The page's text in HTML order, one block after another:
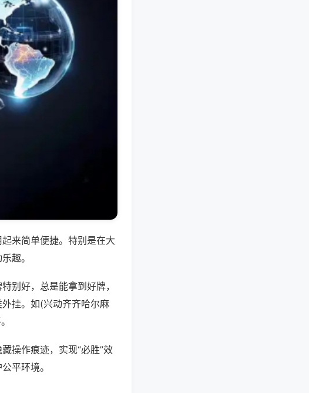
来简单便捷。特别是在大
趣。
别好，总是能拿到好牌，
挂。如(兴动齐齐哈尔麻
操作痕迹，实现“必胜”效
平环境。